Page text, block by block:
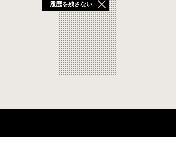
履歴を残さない